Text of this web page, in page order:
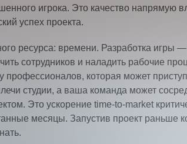
игрока. Это качество напрямую
успех проекта.
ресурса: времени. Разработка игры
сотрудников и наладить рабочие
которая может
студии, а ваша команда может
Это ускорение time-to-market
месяцы. Запустив проект раньше